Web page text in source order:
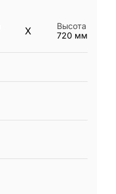
X
Высота
720 мм